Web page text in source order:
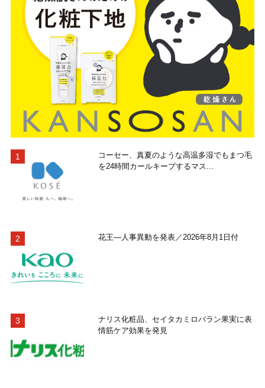
コーセー、真夏のような高温多湿でもまつ毛
を24時間カールキープするマス...
花王―人事異動を発表／2026年8月1日付
ナリス化粧品、セイタカミロバラン果実に表
情筋ケア効果を発見